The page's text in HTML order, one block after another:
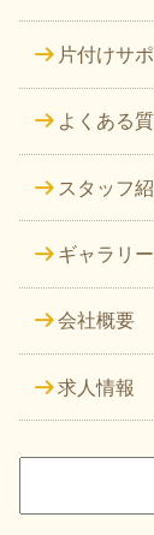
片付けサ
よくある
スタッフ
ギャラリ
会社概要
求人情報